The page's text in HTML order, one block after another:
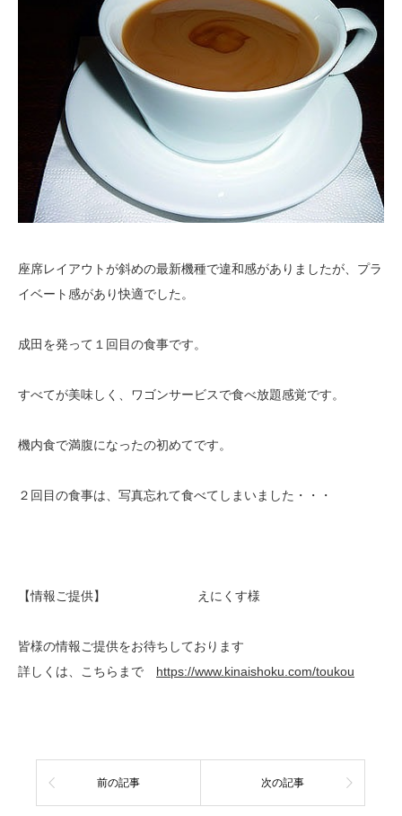
座席レイアウトが斜めの最新機種で違和感がありましたが、プラ
イベート感があり快適でした。
成田を発って１回目の食事です。
すべてが美味しく、ワゴンサービスで食べ放題感覚です。
機内食で満腹になったの初めてです。
２回目の食事は、写真忘れて食べてしまいました・・・
【情報ご提供】 えにくす様
皆様の情報ご提供をお待ちしております
詳しくは、こちらまで https://www.kinaishoku.com/toukou
前の記事 次の記事